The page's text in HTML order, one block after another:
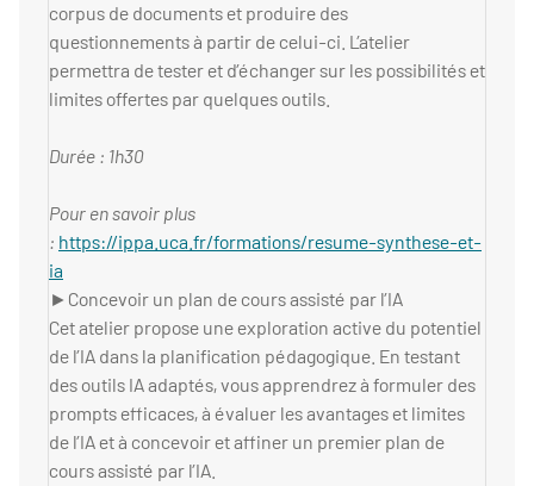
corpus de documents et produire des
questionnements à partir de celui-ci. L’atelier
permettra de tester et d’échanger sur les possibilités et
limites offertes par quelques outils.
Durée : 1h30
Pour en savoir plus
: https://ippa.uca.fr/formations/resume-synthese-et-
ia
►Concevoir un plan de cours assisté par l’IA
Cet atelier propose une exploration active du potentiel
de l’IA dans la planification pédagogique. En testant
des outils IA adaptés, vous apprendrez à formuler des
prompts efficaces, à évaluer les avantages et limites
de l’IA et à concevoir et affiner un premier plan de
cours assisté par l’IA.